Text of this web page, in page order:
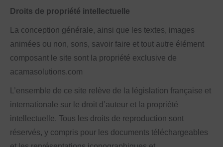
Droits de propriété intellectuelle
La conception générale, ainsi que les textes, images
animées ou non, sons, savoir faire et tout autre élément
composant le site sont la propriété exclusive de
acamasolutions.com
L’ensemble de ce site relève de la législation française et
internationale sur le droit d’auteur et la propriété
intellectuelle. Tous les droits de reproduction sont
réservés, y compris pour les documents téléchargeables